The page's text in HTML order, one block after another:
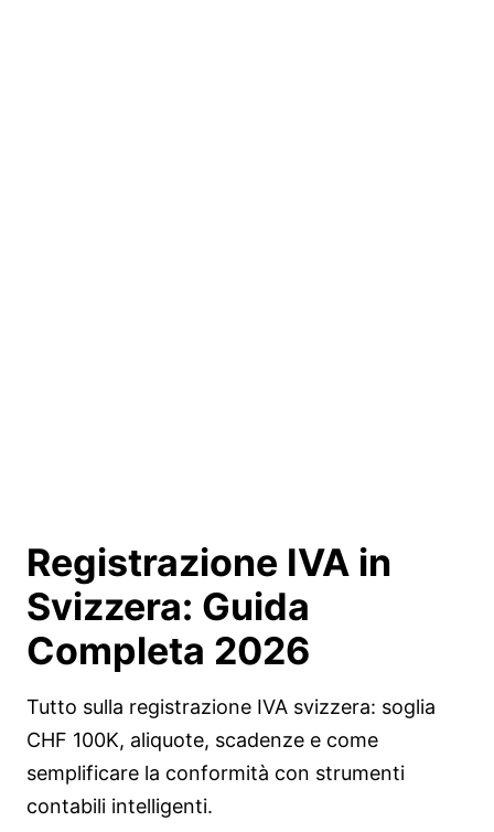
Registrazione IVA in
Svizzera: Guida
Completa 2026
Tutto sulla registrazione IVA svizzera: soglia
CHF 100K, aliquote, scadenze e come
semplificare la conformità con strumenti
contabili intelligenti.